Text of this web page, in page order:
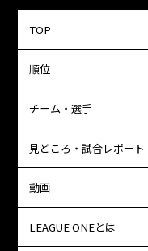
TOP
順位
チーム・選手
見どころ・試合レポート
動画
LEAGUE ONEとは